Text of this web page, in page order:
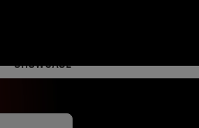
SHOWCASE